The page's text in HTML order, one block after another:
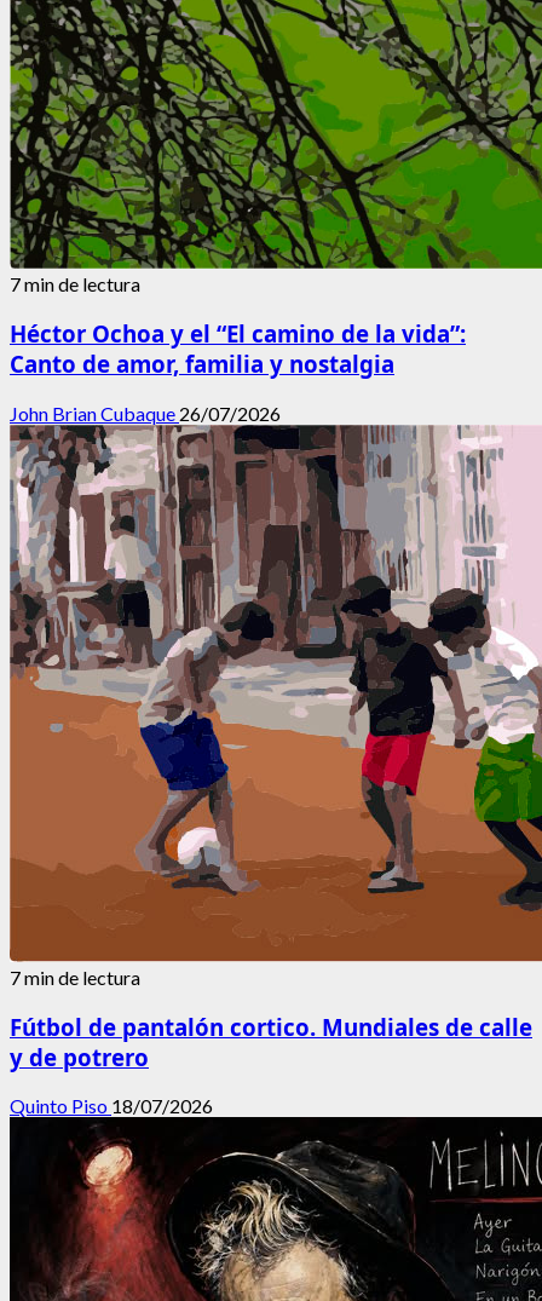
7 min de lectura
Héctor Ochoa y el “El camino de la vida”:
Canto de amor, familia y nostalgia
John Brian Cubaque 26/07/2026
7 min de lectura
Fútbol de pantalón cortico. Mundiales de calle
y de potrero
Quinto Piso 18/07/2026